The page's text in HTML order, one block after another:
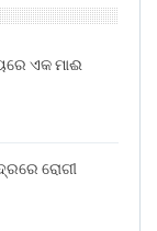
ଏକ ମାଈ
ରୋଗୀ